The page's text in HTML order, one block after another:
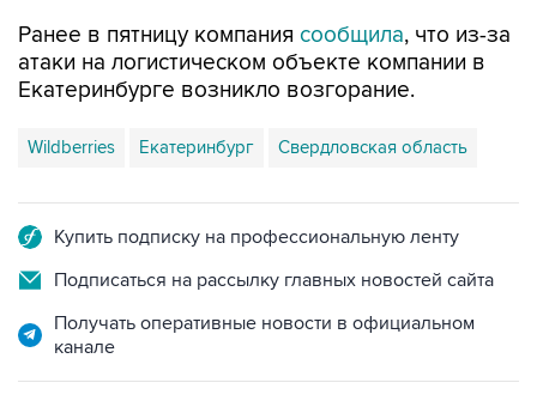
Ранее в пятницу компания сообщила, что из-за
атаки на логистическом объекте компании в
Екатеринбурге возникло возгорание.
Wildberries Екатеринбург Свердловская область
Купить подписку на профессиональную ленту
Подписаться на рассылку главных новостей сайта
Получать оперативные новости в официальном
канале